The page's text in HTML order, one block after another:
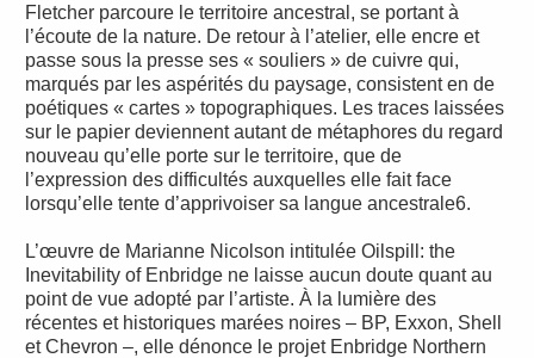
Fletcher parcoure le territoire ancestral, se portant à
l’écoute de la nature. De retour à l’atelier, elle encre et
passe sous la presse ses « souliers » de cuivre qui,
marqués par les aspérités du paysage, consistent en de
poétiques « cartes » topographiques. Les traces laissées
sur le papier deviennent autant de métaphores du regard
nouveau qu’elle porte sur le territoire, que de
l’expression des difficultés auxquelles elle fait face
lorsqu’elle tente d’apprivoiser sa langue ancestrale6.
L’œuvre de Marianne Nicolson intitulée Oilspill: the
Inevitability of Enbridge ne laisse aucun doute quant au
point de vue adopté par l’artiste. À la lumière des
récentes et historiques marées noires – BP, Exxon, Shell
et Chevron –, elle dénonce le projet Enbridge Northern